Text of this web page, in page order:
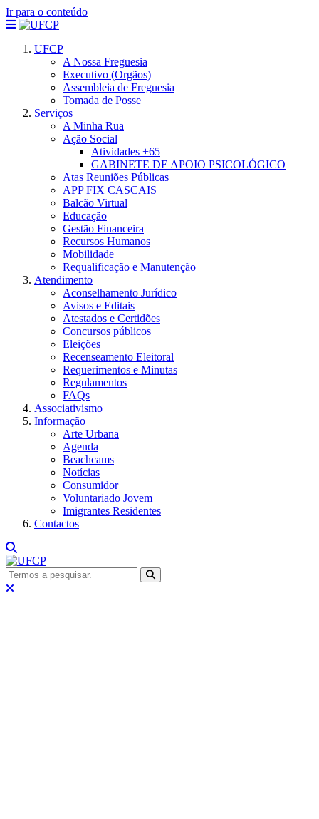
Ir para o conteúdo
UFCP
A Nossa Freguesia
Executivo (Orgãos)
Assembleia de Freguesia
Tomada de Posse
Serviços
A Minha Rua
Ação Social
Atividades +65
GABINETE DE APOIO PSICOLÓGICO
Atas Reuniões Públicas
APP FIX CASCAIS
Balcão Virtual
Educação
Gestão Financeira
Recursos Humanos
Mobilidade
Requalificação e Manutenção
Atendimento
Aconselhamento Jurídico
Avisos e Editais
Atestados e Certidões
Concursos públicos
Eleições
Recenseamento Eleitoral
Requerimentos e Minutas
Regulamentos
FAQs
Associativismo
Informação
Arte Urbana
Agenda
Beachcams
Notícias
Consumidor
Voluntariado Jovem
Imigrantes Residentes
Contactos